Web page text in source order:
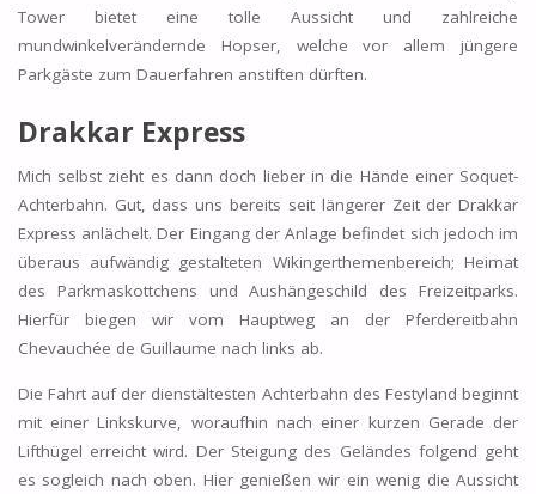
Tower bietet eine tolle Aussicht und zahlreiche
mundwinkelverändernde Hopser, welche vor allem jüngere
Parkgäste zum Dauerfahren anstiften dürften.
Drakkar Express
Mich selbst zieht es dann doch lieber in die Hände einer Soquet-
Achterbahn. Gut, dass uns bereits seit längerer Zeit der Drakkar
Express anlächelt. Der Eingang der Anlage befindet sich jedoch im
überaus aufwändig gestalteten Wikingerthemenbereich; Heimat
des Parkmaskottchens und Aushängeschild des Freizeitparks.
Hierfür biegen wir vom Hauptweg an der Pferdereitbahn
Chevauchée de Guillaume nach links ab.
Die Fahrt auf der dienstältesten Achterbahn des Festyland beginnt
mit einer Linkskurve, woraufhin nach einer kurzen Gerade der
Lifthügel erreicht wird. Der Steigung des Geländes folgend geht
es sogleich nach oben. Hier genießen wir ein wenig die Aussicht